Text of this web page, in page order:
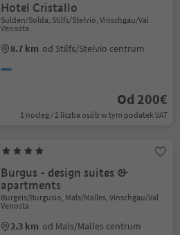
Hotel Cristallo
Sulden/Solda, Stilfs/Stelvio, Vinschgau/Val
Venosta
8.7 km od Stilfs/Stelvio centrum
Od 200€
1 nocleg / 2 liczba osób w tym podatek VAT
Burgus - design suites &
apartments
Burgeis/Burgusio, Mals/Malles, Vinschgau/Val
Venosta
2.3 km od Mals/Malles centrum